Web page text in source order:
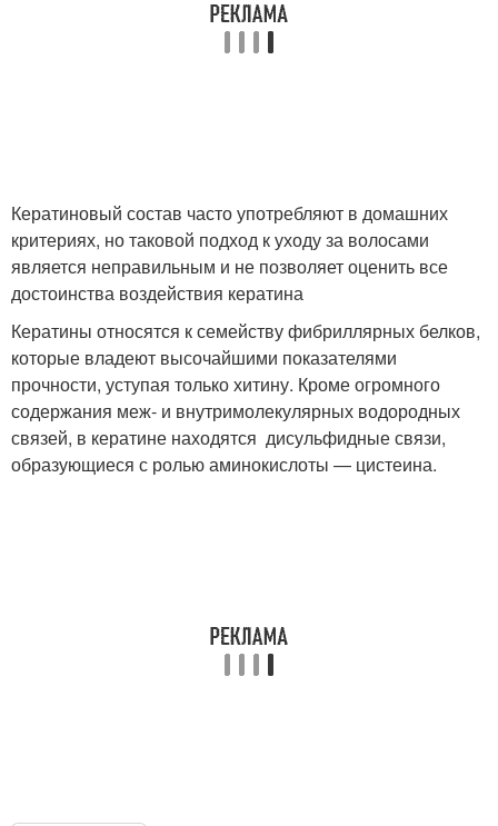
Кератиновый состав часто употребляют в домашних
критериях, но таковой подход к уходу за волосами
является неправильным и не позволяет оценить все
достоинства воздействия кератина
Кератины относятся к семейству фибриллярных белков,
которые владеют высочайшими показателями
прочности, уступая только хитину. Кроме огромного
содержания меж- и внутримолекулярных водородных
связей, в кератине находятся дисульфидные связи,
образующиеся с ролью аминокислоты — цистеина.